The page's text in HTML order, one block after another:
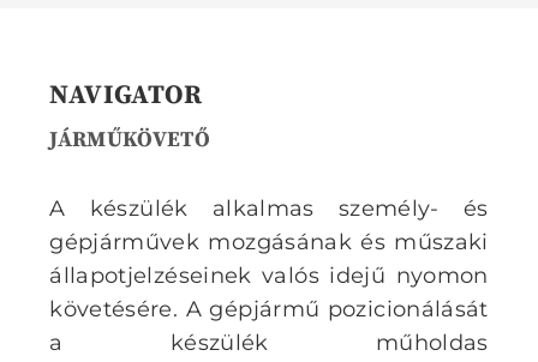
NAVIGATOR
JÁRMŰKÖVETŐ
A készülék alkalmas személy- és
gépjárművek mozgásának és műszaki
állapotjelzéseinek valós idejű nyomon
követésére. A gépjármű pozicionálását
a készülék műholdas